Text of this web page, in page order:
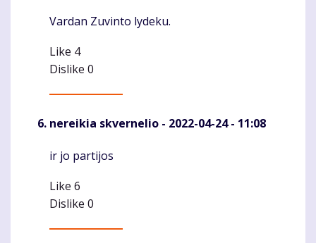
Komentaras
Vardan Zuvinto lydeku.
Like 4
Dislike 0
nereikia skvernelio - 2022-04-24 - 11:08
Komentaras
ir jo partijos
Like 6
Dislike 0